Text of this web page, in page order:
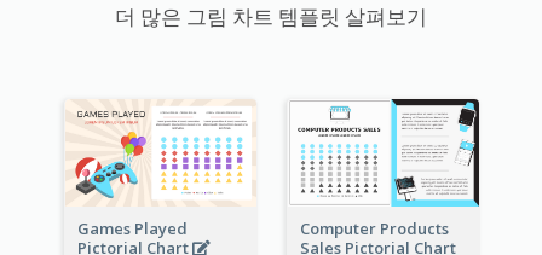
더 많은 그림 차트 템플릿 살펴보기
Games Played
Pictorial Chart
Computer Products
Sales Pictorial Chart